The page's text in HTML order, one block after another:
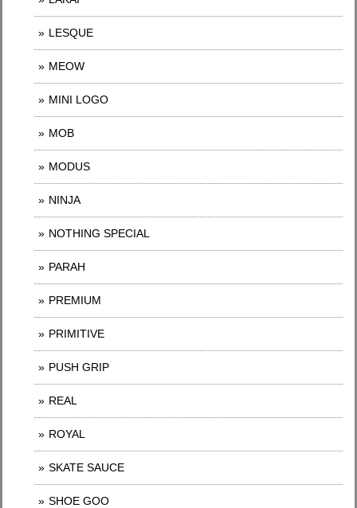
LESQUE
MEOW
MINI LOGO
MOB
MODUS
NINJA
NOTHING SPECIAL
PARAH
PREMIUM
PRIMITIVE
PUSH GRIP
REAL
ROYAL
SKATE SAUCE
SHOE GOO